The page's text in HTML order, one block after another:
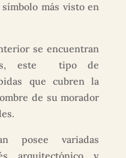
más visto en
se encuentran
este tipo de
que cubren la
de su morador
posee variadas
arquitectónico y